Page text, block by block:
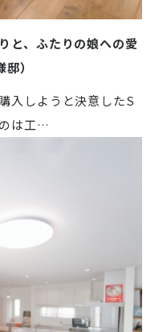
と、ふたりの娘への愛
）
入しようと決意したS
は工…